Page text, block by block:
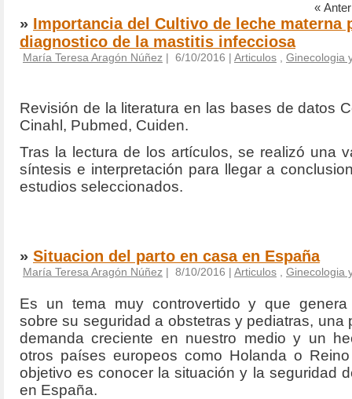
«
» Importancia del Cultivo de leche materna
diagnostico de la mastitis infecciosa
María Teresa Aragón Núñez | 6/10/2016 | Articulos Ginecologia
Revisión de la literatura en las bases de datos
Cinahl, Pubmed, Cuiden.
Tras la lectura de los artículos, se realizó una
síntesis e interpretación para llegar a
estudios seleccionados.
» Situacion del parto en casa en España
María Teresa Aragón Núñez | 8/10/2016 | Articulos Ginecologia
Es un tema muy controvertido y que
sobre su seguridad a obstetras y pediatras, una
demanda creciente en nuestro medio y un
otros países europeos como Holanda o
objetivo es conocer la situación y la seguridad
en España.